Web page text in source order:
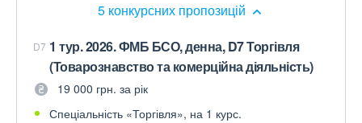
5 конкурсних пропозицій
D7 1 тур. 2026. ФМБ БСО, денна, D7 Торгівля
(Товарознавство та комерційна діяльність)
19 000 грн. за рік
Спеціальність «Торгівля», на 1 курс.